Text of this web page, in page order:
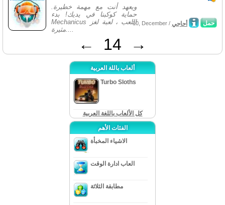
ويعهد أنت مع مهمة خطيرة.
حماية كوكبنا في يديك! بدء
Mechanicus اللعب ، لعبة لغز
مثيرة....
حمل 10, December / أحاجي
← 14 →
ألعاب باللة العربية
Turbo Sloths
كل الألعاب باللغة العربية
الفئات الأهم
الاشياء المخبأة
العاب ادارة الوقت
مطابقة الثلاثة